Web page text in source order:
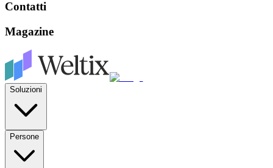
Contatti
Magazine
Soluzioni
Persone